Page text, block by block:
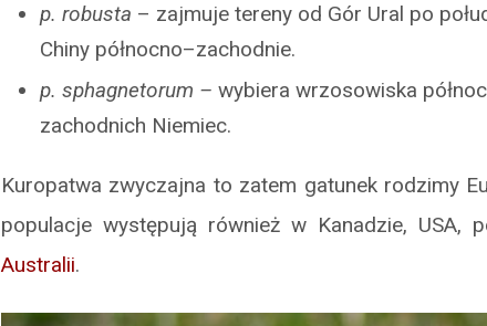
p. robusta – zajmuje tereny od Gór Ural po
Chiny północno–zachodnie.
p. sphagnetorum – wybiera wrzosowiska
zachodnich Niemiec.
Kuropatwa zwyczajna to zatem gatunek rodzimy
populacje występują również w Kanadzie, USA,
Australii.